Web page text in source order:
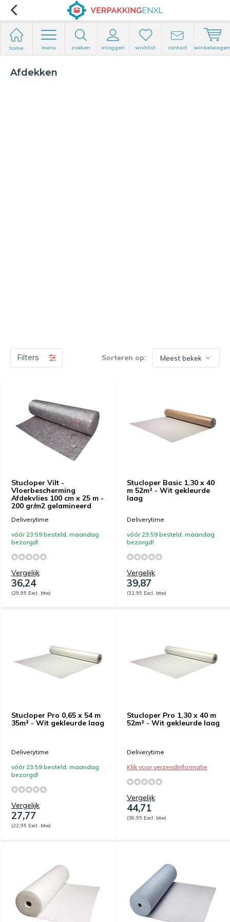
home menu zoeken inloggen wishlist contact winkelwagen
Afdekken
Filters Sorteren op:
Stucloper Vilt -
Vloerbescherming
Afdekvlies 100 cm x 25 m -
200 gr/m2 gelamineerd
Deliverytime
vóór 23:59 besteld, maandag
bezorgd!
Vergelijk
36,24
(29,95 Excl. btw)
Stucloper Basic 1,30 x 40
m 52m² - Wit gekleurde
laag
Deliverytime
vóór 23:59 besteld, maandag
bezorgd!
Vergelijk
39,87
(32,95 Excl. btw)
Stucloper Pro 0,65 x 54 m
35m² - Wit gekleurde laag
Deliverytime
vóór 23:59 besteld, maandag
bezorgd!
Vergelijk
27,77
(22,95 Excl. btw)
Stucloper Pro 1,30 x 40 m
52m² - Wit gekleurde laag
Deliverytime
Klik voor verzendinformatie
Vergelijk
44,71
(36,95 Excl. btw)